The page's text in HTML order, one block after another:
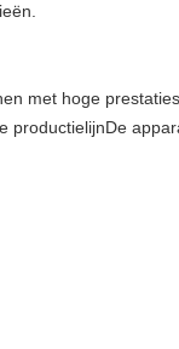
met hoge
productielijnDe